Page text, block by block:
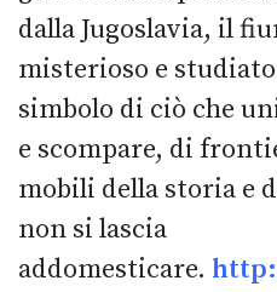
dalla Jugoslavia, il
misterioso e
simbolo di ciò che
e scompare, di
mobili della storia e
non si lascia
addomesticare.